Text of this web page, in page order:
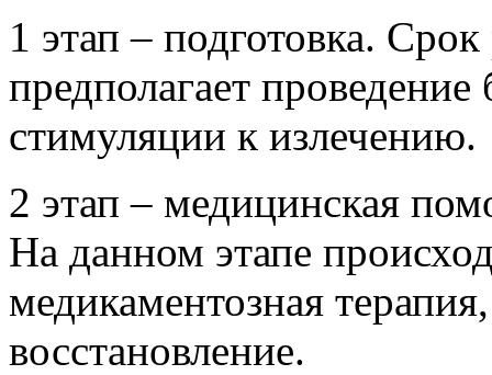
1 этап – подготовка.
предполагает
стимуляции к излечению.
2 этап – медицинская
На данном этапе
медикаментозная
восстановление.